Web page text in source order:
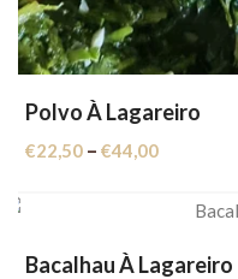
Polvo À Lagareiro
€22,50 – €44,00Price
through
Bacalhau À Lagareiro